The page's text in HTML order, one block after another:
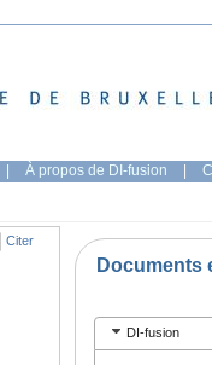
| À propos de DI-fusion |
Citer
Documents
DI-fusion